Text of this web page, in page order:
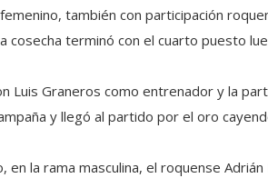
también con participación
cosecha terminó con el cuarto puesto
Luis Graneros como entrenador y la
y llegó al partido por el oro
en la rama masculina, el roquense